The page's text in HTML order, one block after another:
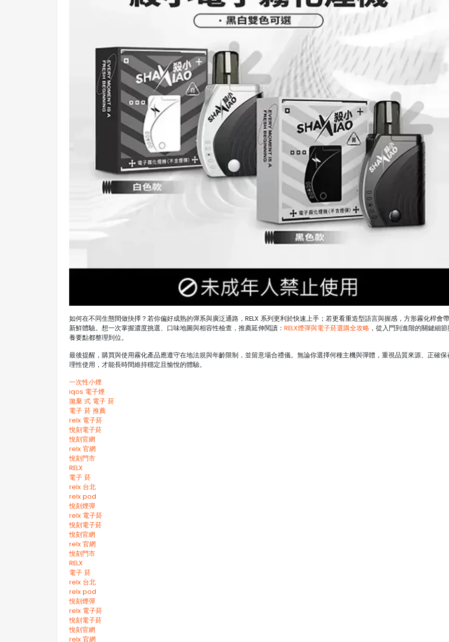
如何在不同生態間做抉擇？若你偏好成熟的彈系與廣泛通路，RELX 系列更利於快速上手；若更看重造型語言與握感，方形霧化桿會
新鮮體驗。想一次掌握濃度挑選、口味地圖與相容性檢查，推薦延伸閱讀： RELX煙彈與電子菸選購全攻略 ，從入門到進階的關鍵細
養要點都整理到位。
最後提醒，購買與使用霧化產品應遵守在地法規與年齡限制，並留意場合禮儀。無論你選擇何種主機與彈體，重視品質來源、正確保
理性使用，才能長時間維持穩定且愉悅的體驗。
一次性小煙
iqos 電子煙​
拋棄 式 電子 菸​
電子 菸 推薦
relx 電子菸
悅刻電子菸
悅刻官網
relx 官網
悅刻門市
RELX
電子 菸
relx 台北
relx pod
悅刻煙彈
relx 電子菸
悅刻電子菸
悅刻官網
relx 官網
悅刻門市
RELX
電子 菸
relx 台北
relx pod
悅刻煙彈
relx 電子菸
悅刻電子菸
悅刻官網
relx 官網